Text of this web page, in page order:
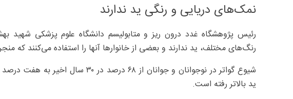
نمک‌های دریایی و رنگی ید ندارند
رئیس پژوهشگاه غدد درون ریز و متابولیسم دانشگاه علوم پزشکی شهید
رنگ‌های مختلف، ید ندارند و بعضی از خانوارها آنها را استفاده می‌کنند که
شیوع گواتر در نوجوانان و جوانان از
ید بالاتر رفته است.